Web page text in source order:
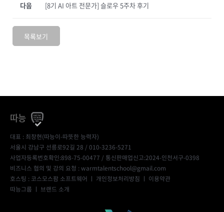
[8기 AI 아트 전문가] 슬로우 5주차 후기
다음
목록보기
따능
대표 : 최창현(따능이-따뜻한 능력자)
서울시 강남구 선릉로92길 28 / 010-3236-5271
사업자등록번호확인:898-75-00477 / 통신판매업신고:2024-인천서구-0398
비즈니스 협의 및 강의 요청 : warmtalentschool@gmail.com
호스팅 : 코스모스팜 소프트웨어 ㅣ 개인정보처리방침 ㅣ 이용약관
따능그룹 ㅣ 브랜드 소개